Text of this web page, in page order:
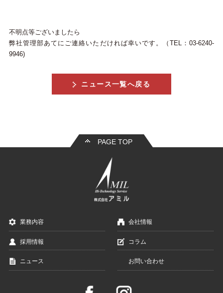
不明点等ございましたら
弊社管理部あてにご連絡いただければ幸いです。（TEL：03-6240-
9946)
ニュース一覧へ戻る
PAGE TOP
業務内容 会社情報
採用情報 コラム
ニュース お問い合わせ